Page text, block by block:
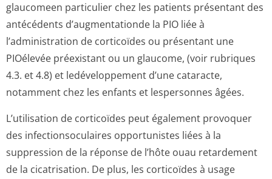
glaucomeen particulier chez les patients présentant des
antécédents d’augmentationde la PIO liée à
l’administration de corticoïdes ou présentant une
PIOélevée préexistant ou un glaucome, (voir rubriques
4.3. et 4.8) et ledéveloppement d’une cataracte,
notamment chez les enfants et lespersonnes âgées.
L’utilisation de corticoïdes peut également provoquer
des infectionsoculaires opportunistes liées à la
suppression de la réponse de l’hôte ouau retardement
de la cicatrisation. De plus, les corticoïdes à usage